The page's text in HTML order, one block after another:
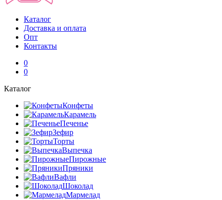
Каталог
Доставка и оплата
Опт
Контакты
0
0
Каталог
Конфеты
Карамель
Печенье
Зефир
Торты
Выпечка
Пирожные
Пряники
Вафли
Шоколад
Мармелад